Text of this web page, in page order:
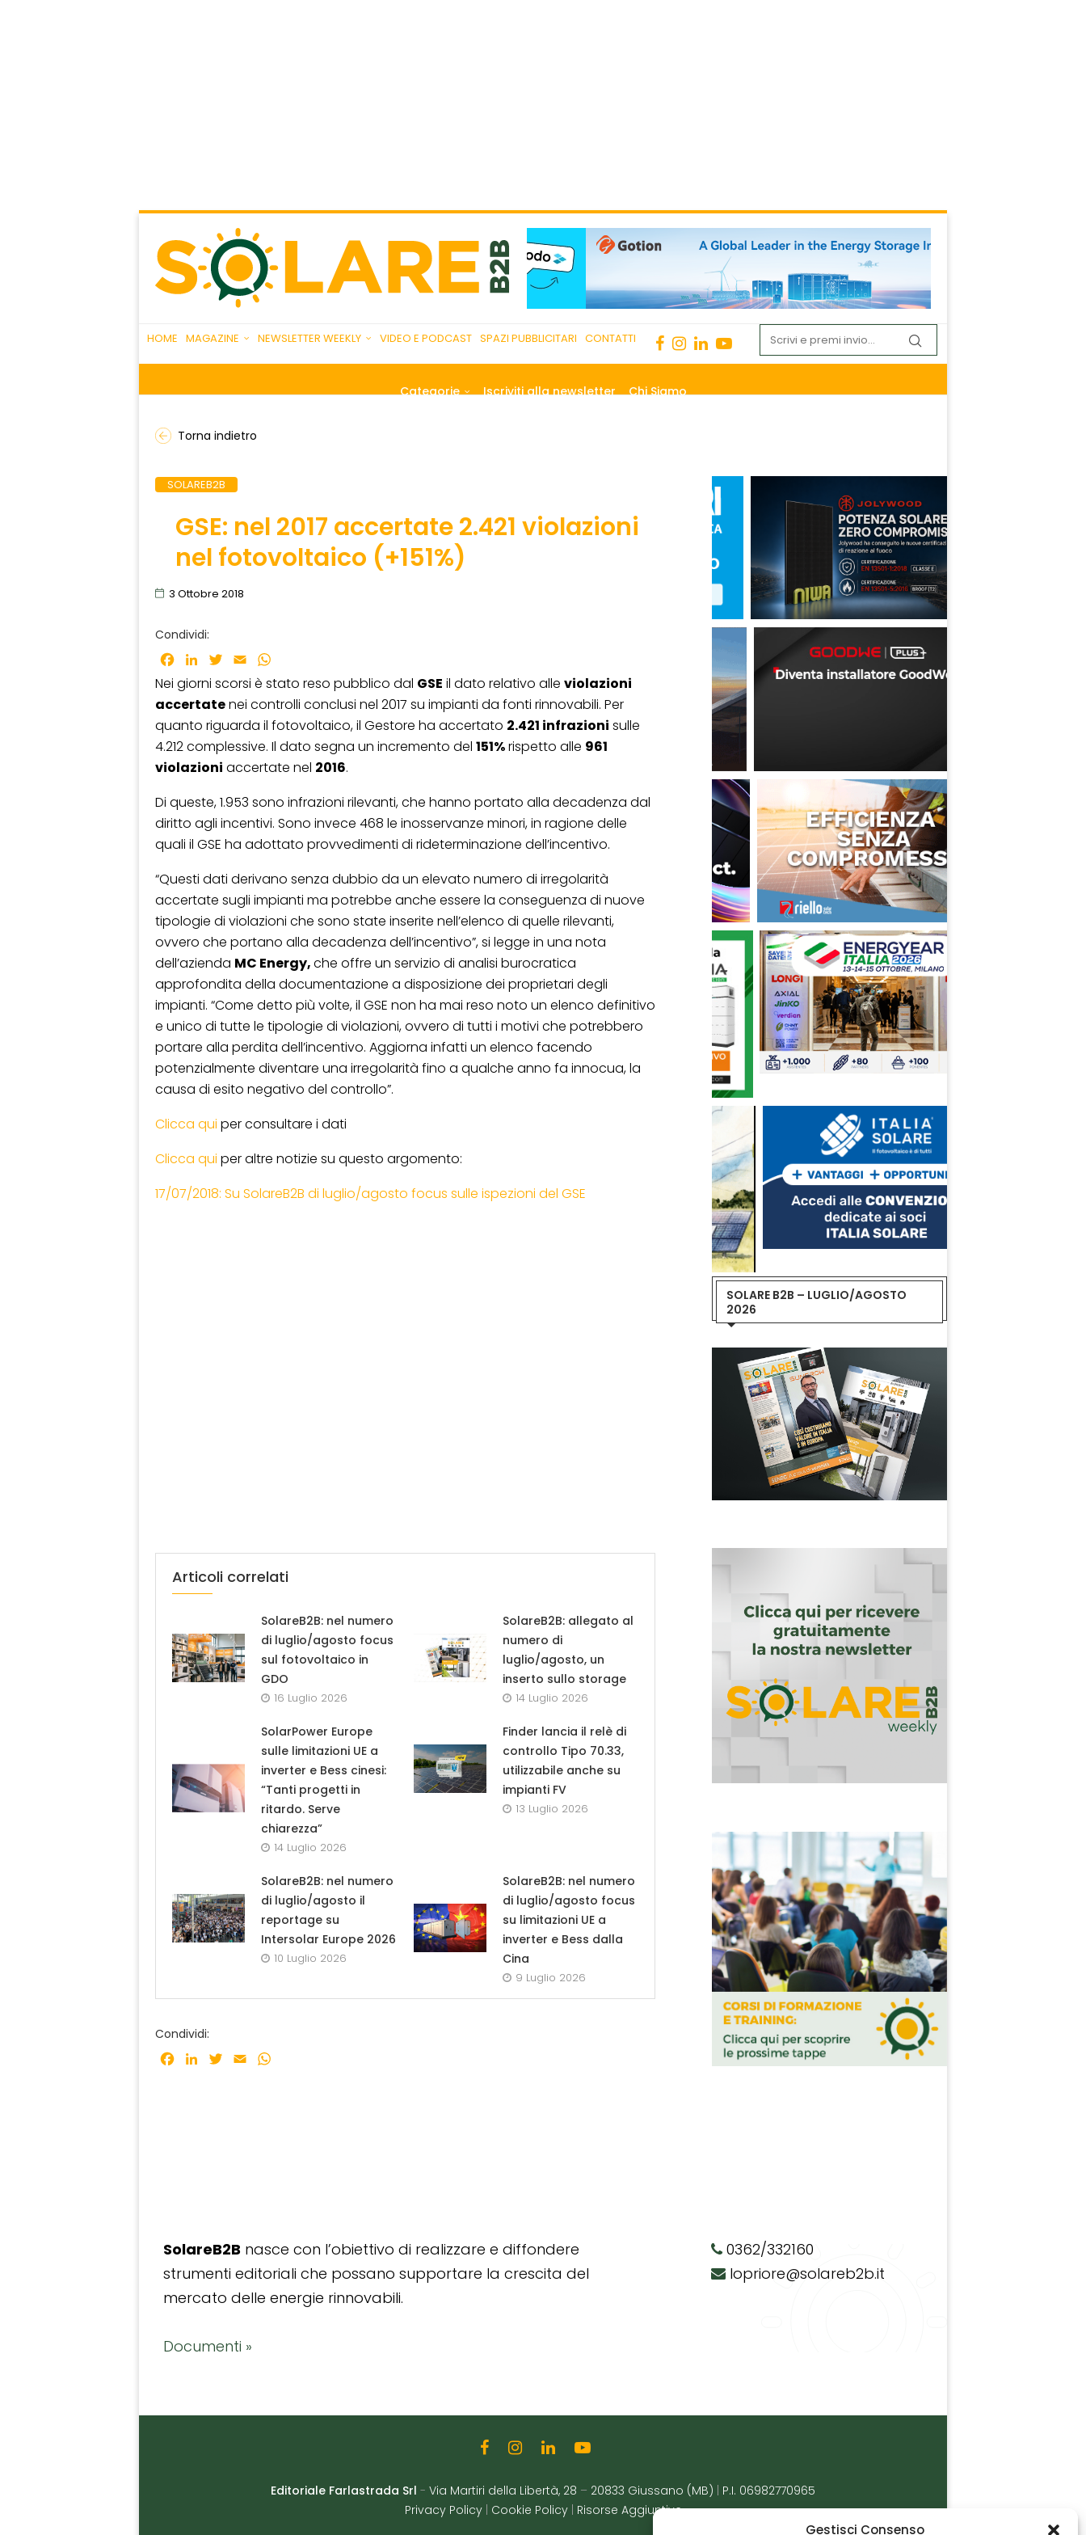
Gestisci Consenso
HOME MAGAZINE NEWSLETTER WEEKLY VIDEO E PODCAST SPAZI PUBBLICITARI CONTATTI
Categorie Iscriviti alla newsletter Chi Siamo
Torna indietro
SOLAREB2B
GSE: nel 2017 accertate 2.421 violazioni
nel fotovoltaico (+151%)
3 Ottobre 2018
Condividi:
Facebook
LinkedInTwitter
Email
Nei giorni scorsi è stato reso pubblico dal GSE il dato relativo alle violazioni
accertatenei controlli conclusi nel 2017 su impianti da fonti rinnovabili. Per
quanto riguarda il fotovoltaico, il Gestore ha accertato 2.421 infrazioni sulle
4.212 complessive. Il dato segna un incremento del 151%rispetto alle 961
violazioni accertate nel 2016.
Di queste, 1.953 sono infrazioni rilevanti, che hanno portato alla decadenza dal
diritto agli incentivi. Sono invece 468 le inosservanze minori, in ragione delle
quali il GSE ha adottato provvedimenti di rideterminazione dell’incentivo.
“Questi dati derivano senza dubbio da un elevato numero di irregolarità
accertate sugli impianti ma potrebbe anche essere la conseguenza di nuove
tipologie di violazioni che sono state inserite nell’elenco di quelle rilevanti,
ovvero che portano alla decadenza dell’incentivo”, si legge in una nota
dell’azienda MC Energy,che offre un servizio di analisi burocratica
approfondita della documentazione a disposizione dei proprietari degli
impianti. “Come detto più volte, il GSE non ha mai reso noto un elenco definitivo
e unico di tutte le tipologie di violazioni, ovvero di tutti i motivi che potrebbero
portare alla perdita dell’incentivo. Aggiorna infatti un elenco facendo
potenzialmente diventare una irregolarità fino a qualche anno fa innocua, la
causa di esito negativo del controllo”.
Clicca qui per consultare i dati
Clicca qui per altre notizie su questo argomento:
17/07/2018: Su SolareB2B di luglio/agosto focus sulle ispezioni del GSE
Articoli correlati
SolareB2B: nel numero
di luglio/agosto focus
sul fotovoltaico in
GDO
16 Luglio 2026
SolareB2B: allegato al
numero di
luglio/agosto, un
inserto sullo storage
14 Luglio 2026
SolarPower Europe
sulle limitazioni UE a
inverter e Bess cinesi:
“Tanti progetti in
ritardo. Serve
chiarezza”
14 Luglio 2026
Finder lancia il relè di
controllo Tipo 70.33,
utilizzabile anche su
impianti FV
13 Luglio 2026
SolareB2B: nel numero
di luglio/agosto il
reportage su
Intersolar Europe 2026
10 Luglio 2026
SolareB2B: nel numero
di luglio/agosto focus
su limitazioni UE a
inverter e Bess dalla
Cina
9 Luglio 2026
Condividi:
Facebook
LinkedInTwitter
Email
SOLARE B2B – LUGLIO/AGOSTO
2026
SolareB2B nasce con l’obiettivo di realizzare e diffondere
strumenti editoriali che possano supportare la crescita del
mercato delle energie rinnovabili.
Documenti »
0362/332160
lopriore@solareb2b.it
Editoriale Farlastrada Srl - Via Martiri della Libertà, 28 – 20833 Giussano (MB)
P.I. 06982770965
Privacy Policy
Cookie Policy Risorse Aggiuntive